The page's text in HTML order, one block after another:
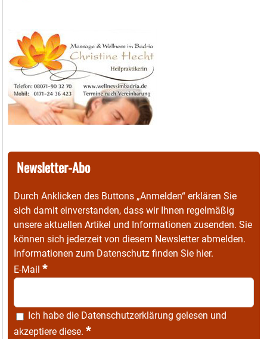
Newsletter-Abo
Durch Anklicken des Buttons „Anmelden“ erklären Sie
sich damit einverstanden, dass wir Ihnen regelmäßig
unsere aktuellen Artikel und Informationen zusenden. Sie
können sich jederzeit von diesem Newsletter abmelden.
Informationen zum Datenschutz finden Sie hier.
E-Mail *
Ich habe die Datenschutzerklärung gelesen und
akzeptiere diese. *